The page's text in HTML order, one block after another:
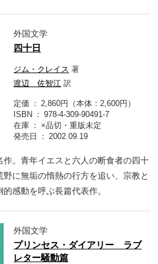
外国文学
四十日
ジム・クレイス 著
渡辺 佐智江 訳
定価
2,860円（本体：2,600円）
ISBN
978-4-309-90491-7
在庫
×品切・重版未定
発売日
2002.09.19
。青年イエスと六人の断食者の四十
に無垢の惰熱の行方を追い、宗教と
感動を呼ぶ長篇代表作。
外国文学
プリンセス・ダイアリー ラブ
レター騒動篇